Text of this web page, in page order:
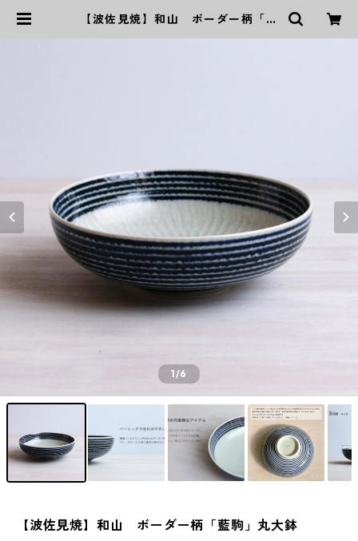
【波佐見焼】和山 ボーダー柄「藍
1/6
【波佐見焼】和山 ボーダー柄「藍駒」丸大鉢